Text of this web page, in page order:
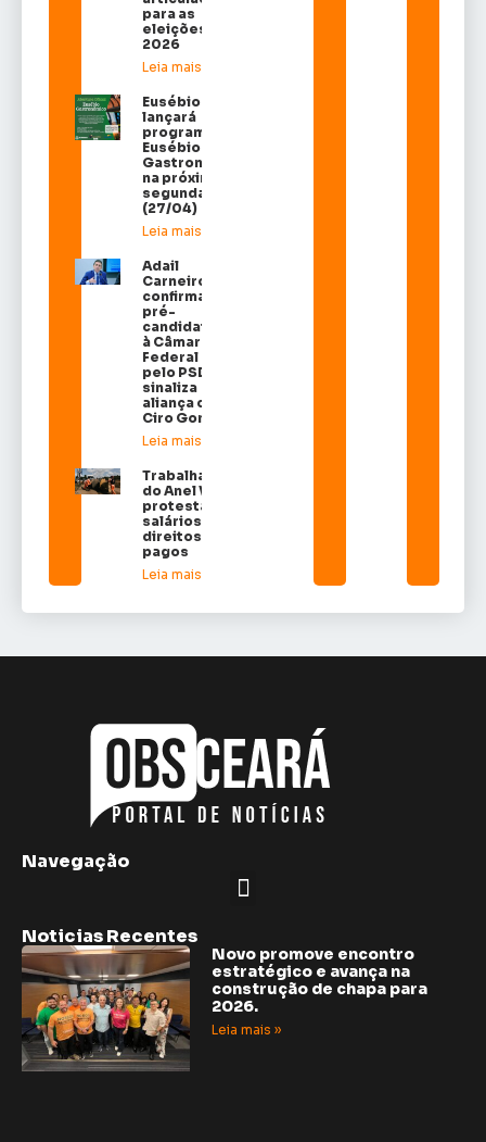
para as
eleições de
2026
Leia mais »
Eusébio
lançará
programa
Eusébio
Gastronômico
na próxima
segunda
(27/04)
Leia mais »
Adail
Carneiro
confirma
pré-
candidatura
à Câmara
Federal
pelo PSDB e
sinaliza
aliança com
Ciro Gomes
Leia mais »
Trabalhadores
do Anel Viário
protestam por
salários e
direitos não
pagos
Leia mais »
Navegação
Noticias Recentes
Novo promove encontro
estratégico e avança na
construção de chapa para
2026.
Leia mais »